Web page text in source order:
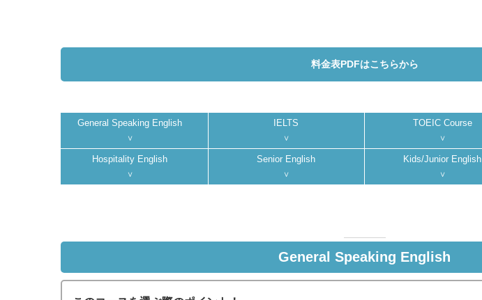
料金表PDFはこちらから
General Speaking English IELTS TOEIC Course
Hospitality English Senior English Kids/Junior English
General Speaking English